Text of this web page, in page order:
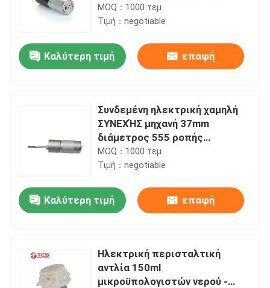
κωδικοποιητή
MOQ：1000 τεμ
Τιμή：negotiable
Καλύτερη τιμή επαφή
Συνδεμένη ηλεκτρική χαμηλή
ΣΥΝΕΧΉΣ μηχανή 37mm
διάμετρος 555 ροπής
περιστροφής/λεπτό υψηλή
μηχανή ΣΥΝΕΧΏΝ εργαλείων
MOQ：1000 τεμ
Τιμή：negotiable
Καλύτερη τιμή επαφή
Ηλεκτρική περισταλτική
αντλία 150ml
μικροϋπολογιστών νερού -